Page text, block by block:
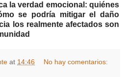
la verdad emocional: quiénes
se podría mitigar el daño
los realmente afectados son
at 14:46 No hay comentarios: